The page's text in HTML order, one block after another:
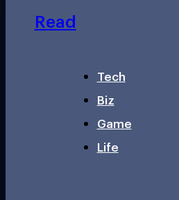
Read
Tech
Biz
Game
Life